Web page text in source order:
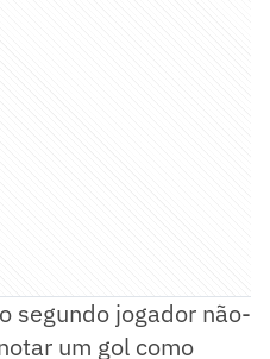
segundo jogador não-
um gol como